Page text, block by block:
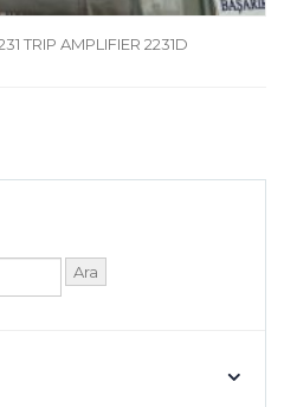
TRIP AMPLIFIER 2231D
Ara